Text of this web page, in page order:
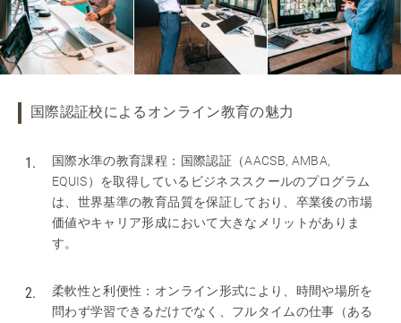
国際認証校によるオンライン教育の魅力
国際水準の教育課程：国際認証（AACSB, AMBA,
EQUIS）を取得しているビジネススクールのプログラム
は、世界基準の教育品質を保証しており、卒業後の市場
価値やキャリア形成において大きなメリットがありま
す。
柔軟性と利便性：オンライン形式により、時間や場所を
問わず学習できるだけでなく、フルタイムの仕事（ある